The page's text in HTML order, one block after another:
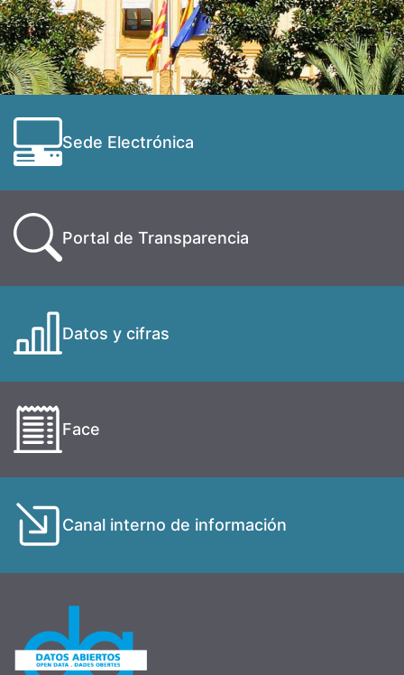
Sede Electrónica
Portal de Transparencia
Datos y cifras
Face
Canal interno de información